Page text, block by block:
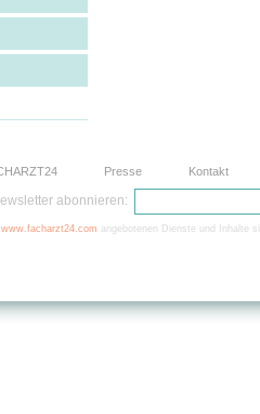
Presse Kontakt
abonnieren:
www.facharzt24.com angebotenen Dienste und Inhalte